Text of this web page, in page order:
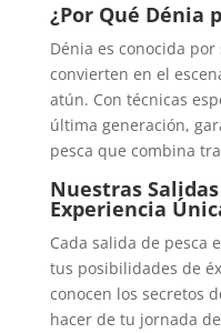
¿Por Qué Dénia
Dénia es conocida
convierten en el
atún. Con técnicas
última generación,
pesca que combina
Nuestras
Experiencia
Cada salida de pesca
tus posibilidades de
conocen los secretos
hacer de tu jornada